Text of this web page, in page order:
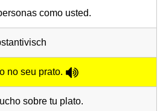
como usted.
no seu prato.
sobre tu plato.